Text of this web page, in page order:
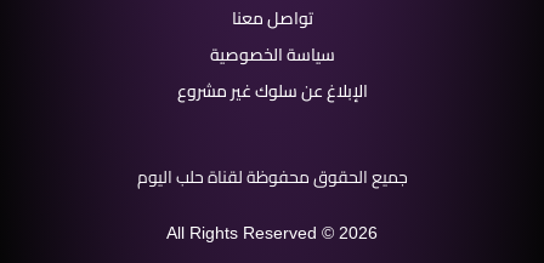
تواصل معنا
سياسة الخصوصية
الإبلاغ عن سلوك غير مشروع
جميع الحقوق محفوظة لقناة حلب اليوم
All Rights Reserved © 2026